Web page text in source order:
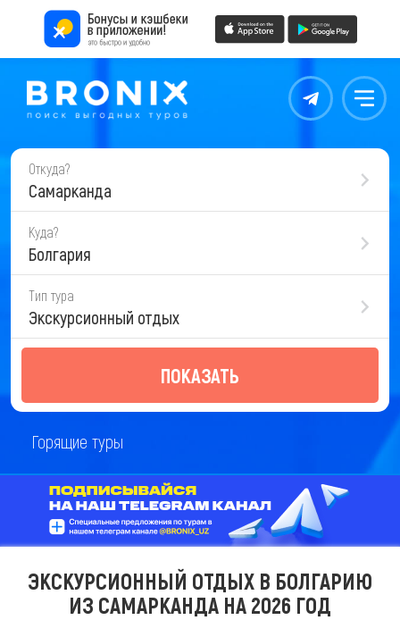
Контакты Меню
Откуда?
Самарканда
Куда?
Болгария
Тип тура
Экскурсионный отдых
ПОКАЗАТЬ
Горящие туры
ЭКСКУРСИОННЫЙ ОТДЫХ В БОЛГАРИЮ
ИЗ САМАРКАНДА НА 2026 ГОД